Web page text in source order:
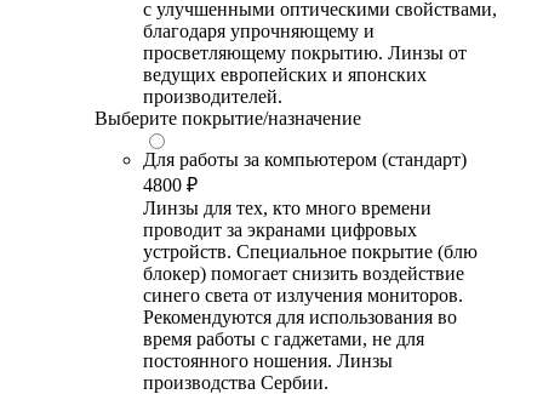
с улучшенными оптическими свойствами,
благодаря упрочняющему и
просветляющему покрытию. Линзы от
ведущих европейских и японских
производителей.
Выберите покрытие/назначение
Для работы за компьютером (стандарт)
4800 ₽
Линзы для тех, кто много времени
проводит за экранами цифровых
устройств. Специальное покрытие (блю
блокер) помогает снизить воздействие
синего света от излучения мониторов.
Рекомендуются для использования во
время работы с гаджетами, не для
постоянного ношения. Линзы
производства Сербии.